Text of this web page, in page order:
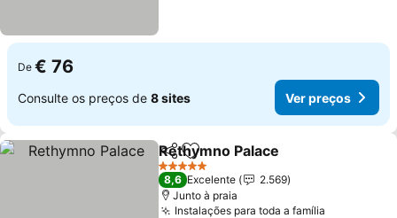
De € 76
Consulte os preços de 8 sites Ver preços
PartilharAdicionar aos favoritos
Rethymno Palace
5 Estrelas
8,6 Excelente
2.569
Junto à praia
Instalações para toda a família